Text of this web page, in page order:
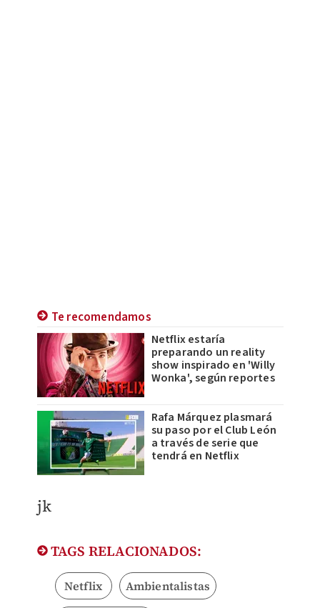
Te recomendamos
Netflix estaría
preparando un reality
show inspirado en 'Willy
Wonka', según reportes
Rafa Márquez plasmará
su paso por el Club León
a través de serie que
tendrá en Netflix
jk
TAGS RELACIONADOS:
Netflix Ambientalistas